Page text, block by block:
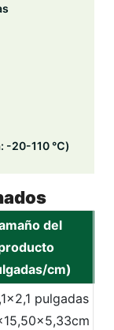
-20-110 ℃)
del
cm)
pulgadas